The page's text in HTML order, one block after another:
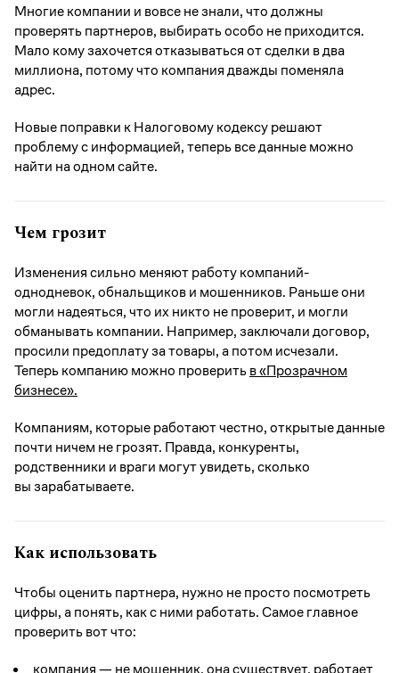
Многие компании и вовсе не знали, что должны
проверять партнеров, выбирать особо не приходится.
Мало кому захочется отказываться от сделки в два
миллиона, потому что компания дважды поменяла
адрес.
Новые поправки к Налоговому кодексу решают
проблему с информацией, теперь все данные можно
найти на одном сайте.
Чем грозит
Изменения сильно меняют работу компаний-
однодневок, обнальщиков и мошенников. Раньше они
могли надеяться, что их никто не проверит, и могли
обманывать компании. Например, заключали договор,
просили предоплату за товары, а потом исчезали.
Теперь компанию можно проверитьв «Прозрачном
бизнесе».
Компаниям, которые работают честно, открытые данные
почти ничем не грозят. Правда, конкуренты,
родственники и враги могут увидеть, сколько
вы зарабатываете.
Как использовать
Чтобы оценить партнера, нужно не просто посмотреть
цифры, а понять, как с ними работать. Самое главное
проверить вот что:
компания — не мошенник, она существует, работает